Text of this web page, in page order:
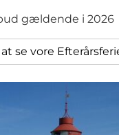
gældende i 2026
se vore